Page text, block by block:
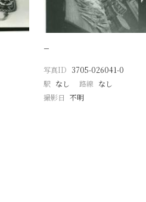
−
写真ID 3705-026041-0
駅 なし 路線 なし
撮影日 不明